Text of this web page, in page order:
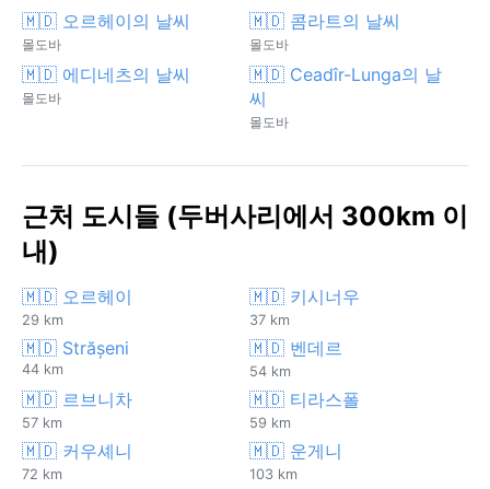
🇲🇩 오르헤이의 날씨
몰도바
🇲🇩 콤라트의 날씨
몰도바
🇲🇩 에디네츠의 날씨
몰도바
🇲🇩 Ceadîr-Lunga의 날
씨
몰도바
근처 도시들 (두버사리에서 300km 이
내)
🇲🇩 오르헤이
29 km
🇲🇩 키시너우
37 km
🇲🇩 Strășeni
44 km
🇲🇩 벤데르
54 km
🇲🇩 르브니차
57 km
🇲🇩 티라스폴
59 km
🇲🇩 커우셰니
72 km
🇲🇩 운게니
103 km